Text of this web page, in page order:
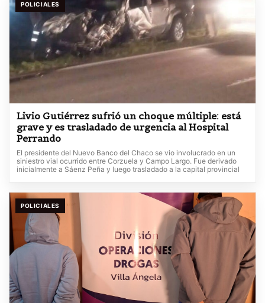
POLICIALES
Livio Gutiérrez sufrió un choque múltiple: está
grave y es trasladado de urgencia al Hospital
Perrando
El presidente del Nuevo Banco del Chaco se vio involucrado en un
siniestro vial ocurrido entre Corzuela y Campo Largo. Fue derivado
inicialmente a Sáenz Peña y luego trasladado a la capital provincial
POLICIALES